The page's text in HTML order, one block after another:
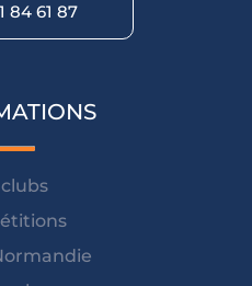
84 61 87